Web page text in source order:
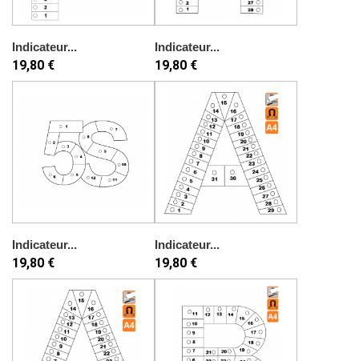
Indicateur...
19,80 €
Indicateur...
19,80 €
Indicateur...
19,80 €
Indicateur...
19,80 €